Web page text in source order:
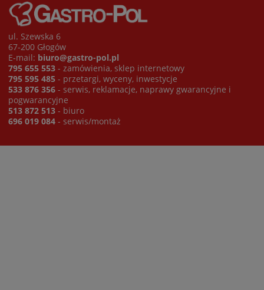
ul. Szewska 6
67-200 Głogów
E-mail: biuro@gastro-pol.pl
795 655 553 - zamówienia, sklep internetowy
795 595 485 - przetargi, wyceny, inwestycje
533 876 356 - serwis, reklamacje, naprawy gwarancyjne i
pogwarancyjne
513 872 513 - biuro
696 019 084 - serwis/montaż